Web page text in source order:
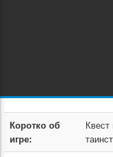
Коротко об
игре: